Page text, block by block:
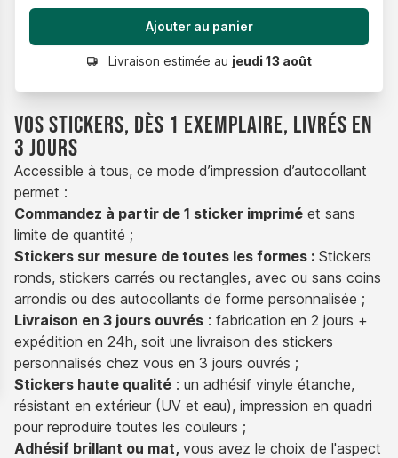
Livraison estimée au jeudi 13 août
Vos stickers, dès 1 exemplaire, livrés en
3 jours
Accessible à tous, ce mode d’impression d’autocollant
permet :
Commandez à partir de 1 sticker imprimé et sans
limite de quantité ;
Stickers sur mesure de toutes les formes : Stickers
ronds, stickers carrés ou rectangles, avec ou sans coins
arrondis ou des autocollants de forme personnalisée ;
Livraison en 3 jours ouvrés : fabrication en 2 jours +
expédition en 24h, soit une livraison des stickers
personnalisés chez vous en 3 jours ouvrés ;
Stickers haute qualité : un adhésif vinyle étanche,
résistant en extérieur (UV et eau), impression en quadri
pour reproduire toutes les couleurs ;
Adhésif brillant ou mat, vous avez le choix de l'aspect